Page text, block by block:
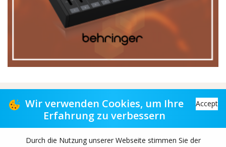
Vertriebspartner für Musikgeschäfte
Distribution partner to music stores
Copyright© 2026 TAS-retail B.V. All rights reserved.
Wir verwenden Cookies, um Ihre
Erfahrung zu verbessern
Accept
Durch die Nutzung unserer Webseite stimmen Sie der